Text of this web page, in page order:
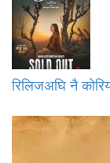
रिलिजअघि नै